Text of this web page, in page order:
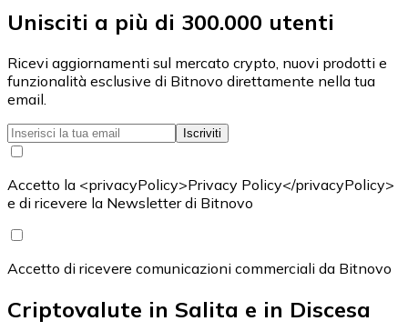
Unisciti a più di 300.000 utenti
Ricevi aggiornamenti sul mercato crypto, nuovi prodotti e
funzionalità esclusive di Bitnovo direttamente nella tua
email.
Iscriviti
Accetto la <privacyPolicy>Privacy Policy</privacyPolicy>
e di ricevere la Newsletter di Bitnovo
Accetto di ricevere comunicazioni commerciali da Bitnovo
Criptovalute in Salita e in Discesa